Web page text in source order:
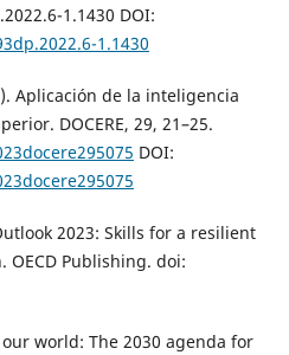
1.1430 DOI:
1.1430
Aplicación de la inteligencia
DOCERE, 29, 21–25.
DOI:
2023: Skills for a resilient
Publishing. doi:
world: The 2030 agenda for